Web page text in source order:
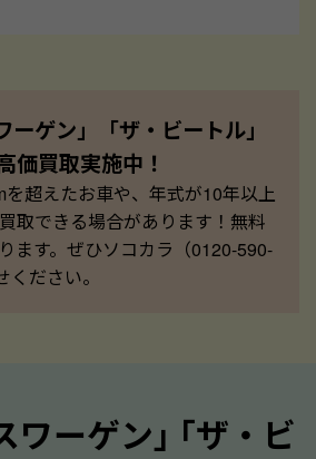
ーゲン」「ザ・ビートル」
価買取実施中！
超えたお車や、年式が10年以上
取できる場合があります！無料
ます。ぜひソコカラ（0120-590-
ださい。
ワーゲン｣ ｢ザ・ビ